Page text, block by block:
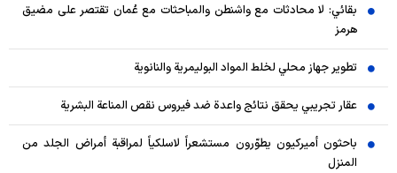
بقائي: لا محادثات مع واشنطن والمباحثات مع عُمان تقتصر على مضيق
هرمز
تطوير جهاز محلي لخلط المواد البوليمرية والنانوية
عقار تجريبي يحقق نتائج واعدة ضد فيروس نقص المناعة البشرية
باحثون أميركيون يطوّرون مستشعراً لاسلكياً لمراقبة أمراض الجلد من
المنزل